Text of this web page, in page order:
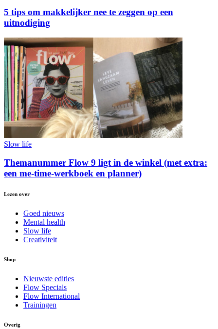
5 tips om makkelijker nee te zeggen op een
uitnodiging
Slow life
Themanummer Flow 9 ligt in de winkel (met extra:
een me-time-werkboek en planner)
Lezen over
Goed nieuws
Mental health
Slow life
Creativiteit
Shop
Nieuwste edities
Flow Specials
Flow International
Trainingen
Overig